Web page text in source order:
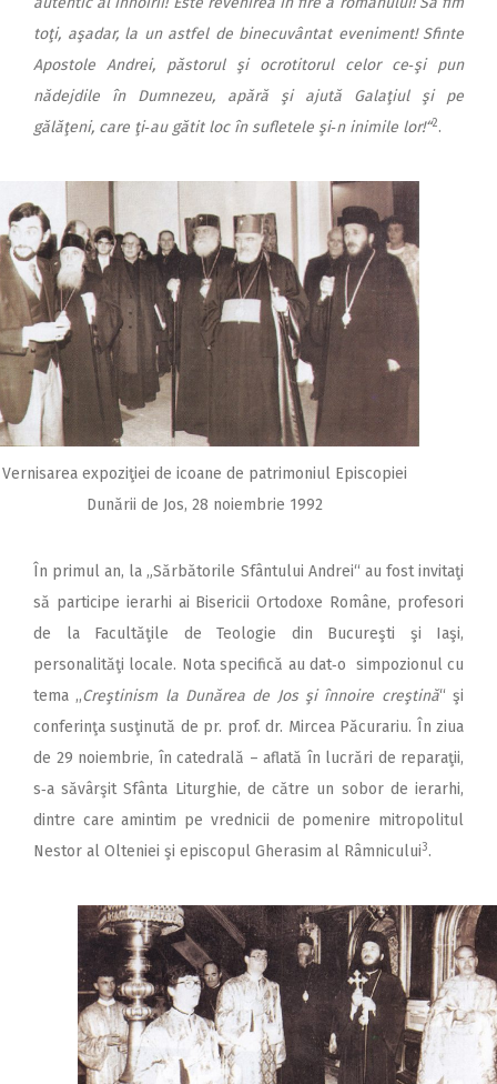
toţi, aşadar, la un astfel de binecuvântat eveniment! Sfinte
Apostole Andrei, păstorul şi ocrotitorul celor ce‑şi pun
nădejdile în Dumnezeu, apără şi ajută Galaţiul şi pe
gălăţeni, care ţi‑au gătit loc în sufletele şi‑n inimile lor!“2.
Vernisarea expoziţiei de icoane de patrimoniul Episcopiei
Dunării de Jos, 28 noiembrie 1992
În primul an, la „Sărbătorile Sfântului Andrei“ au fost invitaţi
să participe ierarhi ai Bisericii Ortodoxe Române, profesori
de la Facultăţile de Teologie din Bucureşti şi Iaşi,
personalităţi lo­cale. Nota specifică au dat‑o simpozionul cu
tema ,,Creştinism la Dunărea de Jos şi înnoire creştină“ şi
conferinţa susţinută de pr. prof. dr. Mircea Păcurariu. În ziua
de 29 noiembrie, în catedrală – aflată în lucrări de reparaţii,
s‑a săvârşit Sfânta Liturghie, de către un sobor de ierarhi,
dintre care amintim pe vrednicii de pomenire mitropolitul
Nestor al Olteniei şi episcopul Gherasim al Râmnicului3.